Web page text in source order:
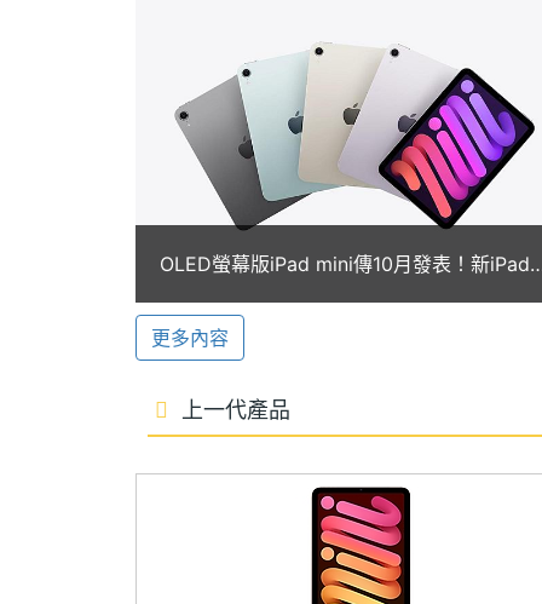
句、錄音轉換逐字稿、生成圖像、清除
助理體驗。
前後 1,200 萬畫素相機
Apple iPad mini (2024) Wi-Fi 128GB 前
4、人物居中功能，對於視訊會議品質再
Focus Pixels 與 5 倍數位變焦，設有原
援 4K 錄影功能。
Apple iPad mini (2024) Wi-Fi 128GB 功
◎ iPadOS 18 作業系統
◎ 8.3 吋 2,266 x 1,488pixels 解析度
主螢幕尺寸 8.3 inch
主螢幕解析度 2266x1488 pixels
主螢幕像素密度 327 ppi
主螢幕最大亮度 500 nits
主螢幕材質 IPS
OLED螢幕版iPad mini傳10月發表！新iPad
更多內容
上一代產品